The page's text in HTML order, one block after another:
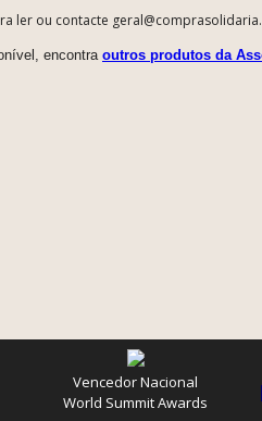
ler ou contacte
encontra outros produtos da
Vencedor Nacional
World Summit Awards